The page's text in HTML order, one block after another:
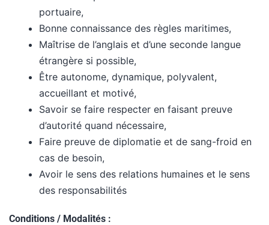
portuaire,
Bonne connaissance des règles maritimes,
Maîtrise de l’anglais et d’une seconde langue
étrangère si possible,
Être autonome, dynamique, polyvalent,
accueillant et motivé,
Savoir se faire respecter en faisant preuve
d’autorité quand nécessaire,
Faire preuve de diplomatie et de sang-froid en
cas de besoin,
Avoir le sens des relations humaines et le sens
des responsabilités
Conditions / Modalités :